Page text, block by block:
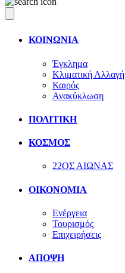
ΚΟΙΝΩΝΙΑ
Έγκλημα
Κλιματική Αλλαγή
Καιρός
Ανακύκλωση
ΠΟΛΙΤΙΚΗ
ΚΟΣΜΟΣ
22ΟΣ ΑΙΩΝΑΣ
ΟΙΚΟΝΟΜΙΑ
Ενέργεια
Τουρισμός
Επιχειρήσεις
ΑΠΟΨΗ